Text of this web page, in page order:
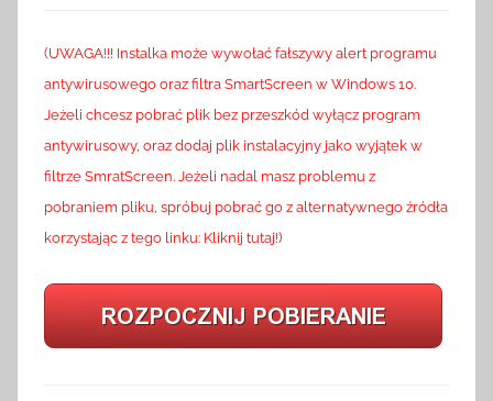
(UWAGA!!! Instalka może wywołać fałszywy alert programu
antywirusowego oraz filtra SmartScreen w Windows 10.
Jeżeli chcesz pobrać plik bez przeszkód wyłącz program
antywirusowy, oraz dodaj plik instalacyjny jako wyjątek w
filtrze SmratScreen. Jeżeli nadal masz problemu z
pobraniem pliku, spróbuj pobrać go z alternatywnego źródła
korzystając z tego linku: Kliknij tutaj!)